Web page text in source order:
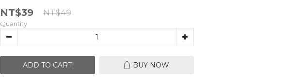
NT$39 NT$49
Quantity
ADD TO CART BUY NOW